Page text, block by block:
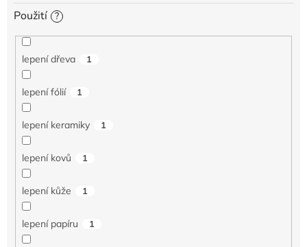
Použití ?
lepení dřeva 1
lepení fólií 1
lepení keramiky 1
lepení kovů 1
lepení kůže 1
lepení papíru 1